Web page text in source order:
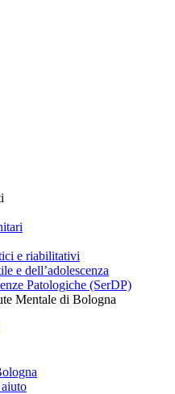
e riabilitativi
e dell’adolescenza
Patologiche (SerDP)
Mentale di Bologna